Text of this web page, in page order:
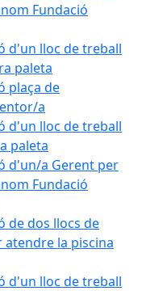
Fundació
d'un lloc de treball
paleta
plaça de
a
d'un lloc de treball
paleta
d'un/a Gerent per
Fundació
de dos llocs de
la piscina
d'un lloc de treball